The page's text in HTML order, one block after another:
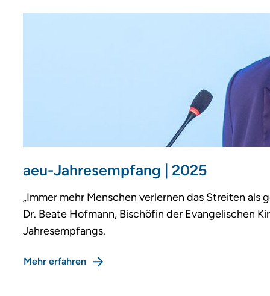
aeu-Jahresempfang | 2025
„Immer mehr Menschen verlernen das Streiten als
Dr. Beate Hofmann, Bischöfin der Evangelischen
Jahresempfangs.
Mehr erfahren